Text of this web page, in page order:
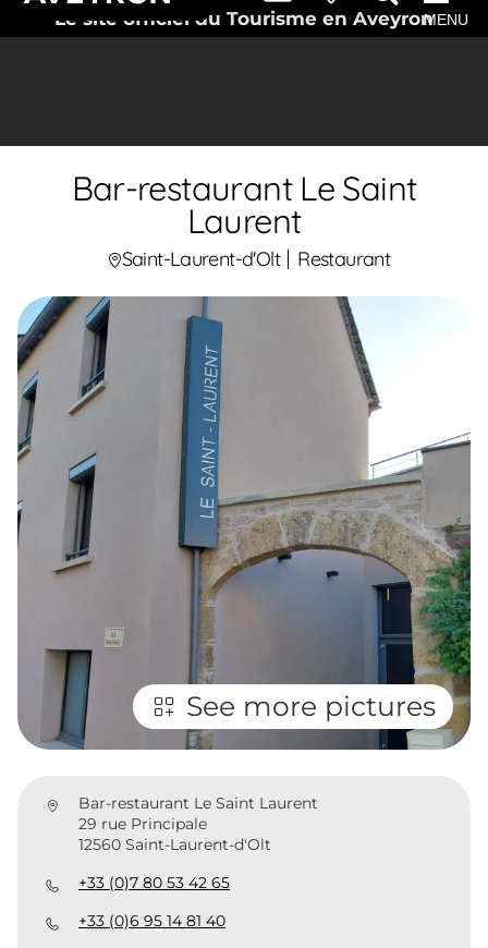
Le site officiel du Tourisme en AveyronMENU
Bar-restaurant Le Saint
Laurent
Saint-Laurent-d'Olt Restaurant
See more pictures
Bar-restaurant Le Saint Laurent
29 rue Principale
12560 Saint-Laurent-d'Olt
+33 (0)7 80 53 42 65
+33 (0)6 95 14 81 40